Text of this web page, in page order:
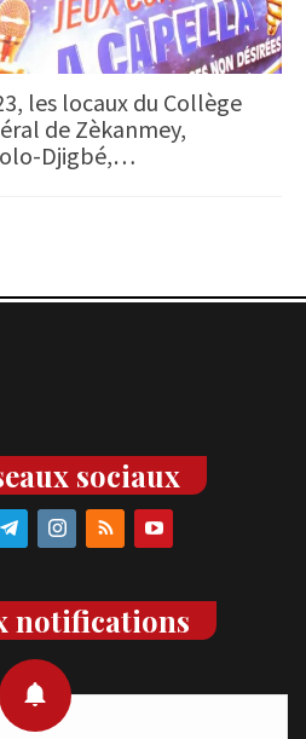
les locaux du Collège
de Zèkanmey,
Djigbé,…
sociaux
notifications